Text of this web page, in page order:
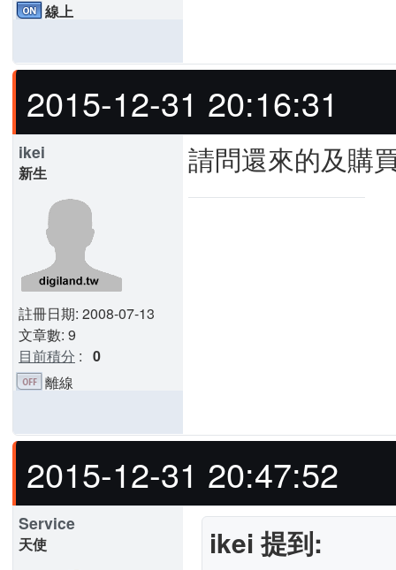
線上
2015-12-31 20:16:31
ikei
新生
註冊日期: 2008-07-13
文章數: 9
目前積分 : 0
請問還來的及購
離線
2015-12-31 20:47:52
Service
天使
ikei 提到: